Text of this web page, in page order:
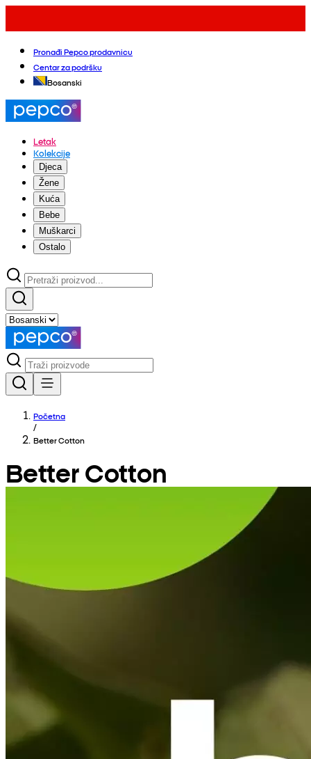
Pronađi Pepco prodavnicu
Centar za podršku
Bosanski
Letak
Kolekcije
Djeca
Žene
Kuća
Bebe
Muškarci
Ostalo
Početna
/
Better Cotton
Better Cotton